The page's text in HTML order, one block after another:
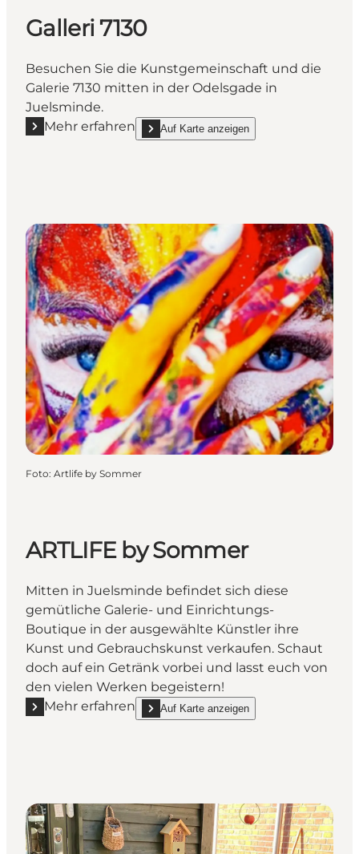
Galleri 7130
Besuchen Sie die Kunstgemeinschaft und die
Galerie 7130 mitten in der Odelsgade in
Juelsminde.
Mehr erfahren
Mehr erfahren "Galleri 7130"Auf Karte anzeigen
show Galleri 7130 on_map
Foto: Artlife by Sommer
ARTLIFE by Sommer
Mitten in Juelsminde befindet sich diese
gemütliche Galerie- und Einrichtungs-
Boutique in der ausgewählte Künstler ihre
Kunst und Gebrauchskunst verkaufen. Schaut
doch auf ein Getränk vorbei und lasst euch von
den vielen Werken begeistern!
Mehr erfahren
Mehr erfahren "ARTLIFE by Sommer"
Auf Karte anzeigen
show ARTLIFE by Sommer on_map